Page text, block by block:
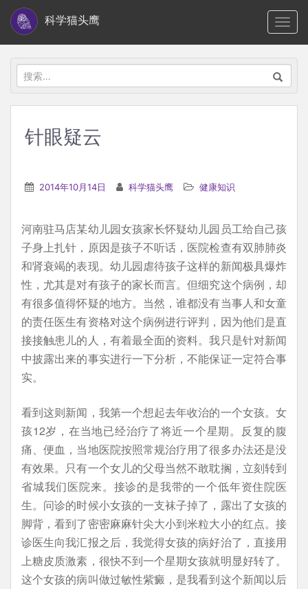
i
科学猫头鹰
搜
索：
针眼疑云
2014年10月14日 科学猫头鹰 健康知识
河南驻马店某幼儿园女孩家长怀疑幼儿园员工给自己孩
子身上扎针，原因是孩子不听话，医院检查有双肺肺炎
和肾衰竭的表现。幼儿园虐待孩子这样的新闻极具爆炸
性，尤其是对有孩子的家长而言。但细究这个病例，却
有很多值得怀疑的地方。当然，谁都没有当事人和女童
的责任医生有资格对这个病例进行评判，因为他们是直
接接触患儿的人，有着最全面的资料。我只是针对新闻
中披露出来的事实进行一下分析，不能保证一定符合事
实。
看到这则新闻，我第一个想起去年收治的一个女孩。女
孩12岁，在当地已经治疗了将近一个星期。反复的腹
痛、便血，当地医院按照常规治疗用了很多办法还是没
有效果。只有一个女儿的父母当然不敢耽搁，立刻转到
省城我们医院来。接诊的是我带的一个低年资住院医
生。问诊的时候小女孩的一支袜子掉了，露出了女孩的
脚背，看到了密密麻麻针尖大小到米粒大小的红点。接
诊医生向我汇报之后，我觉得女孩的病好治了，直接用
上糖皮质激素，很快不到一个星期女孩就明显好转了。
这个女孩的病叫做过敏性紫癜，是我看到这个新闻以后